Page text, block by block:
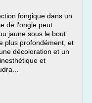
fongique dans un
de l'ongle peut
jaune sous le bout
plus profondément, et
décoloration et un
et